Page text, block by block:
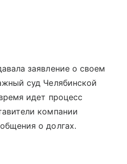
заявление о своем
суд Челябинской
идет процесс
компании
о долгах.